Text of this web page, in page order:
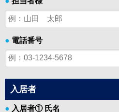
● 電話番号
入居者
● 入居者① 氏名